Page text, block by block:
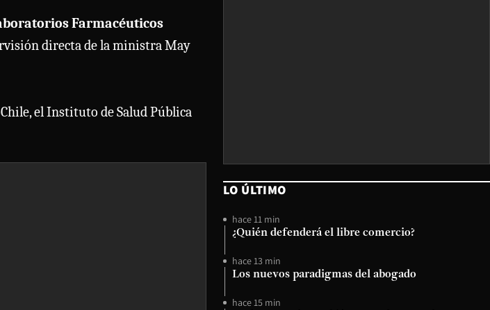
Farmacéuticos
directa de la ministra May
el Instituto de Salud Pública
LO ÚLTIMO
hace 11 min
¿Quién defenderá el libre comercio?
hace 13 min
Los nuevos paradigmas del abogado
hace 15 min